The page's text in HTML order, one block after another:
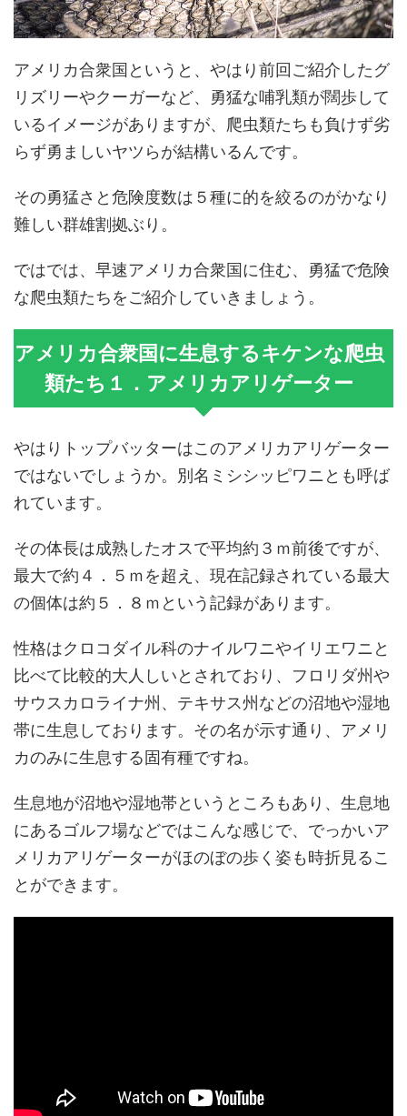
アメリカ合衆国というと、やはり前回ご紹介したグ
リズリーやクーガーなど、勇猛な哺乳類が闊歩して
いるイメージがありますが、爬虫類たちも負けず劣
らず勇ましいヤツらが結構いるんです。
その勇猛さと危険度数は５種に的を絞るのがかなり
難しい群雄割拠ぶり。
ではでは、早速アメリカ合衆国に住む、勇猛で危険
な爬虫類たちをご紹介していきましょう。
アメリカ合衆国に生息するキケンな爬虫
類たち１．アメリカアリゲーター
やはりトップバッターはこのアメリカアリゲーター
ではないでしょうか。別名ミシシッピワニとも呼ば
れています。
その体長は成熟したオスで平均約３ｍ前後ですが、
最大で約４．５ｍを超え、現在記録されている最大
の個体は約５．８ｍという記録があります。
性格はクロコダイル科のナイルワニやイリエワニと
比べて比較的大人しいとされており、フロリダ州や
サウスカロライナ州、テキサス州などの沼地や湿地
帯に生息しております。その名が示す通り、アメリ
カのみに生息する固有種ですね。
生息地が沼地や湿地帯というところもあり、生息地
にあるゴルフ場などではこんな感じで、でっかいア
メリカアリゲーターがほのぼの歩く姿も時折見るこ
とができます。